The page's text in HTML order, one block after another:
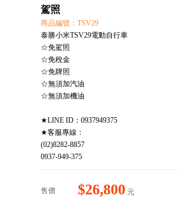
駕照
商品編號：TSV29
泰勝小米TSV29電動自行車
☆免駕照
☆免稅金
☆免牌照
☆無須加汽油
☆無須加機油
★LINE ID：0937949375
★客服專線：
(02)8282-8857
0937-949-375
售價 $26,800 元